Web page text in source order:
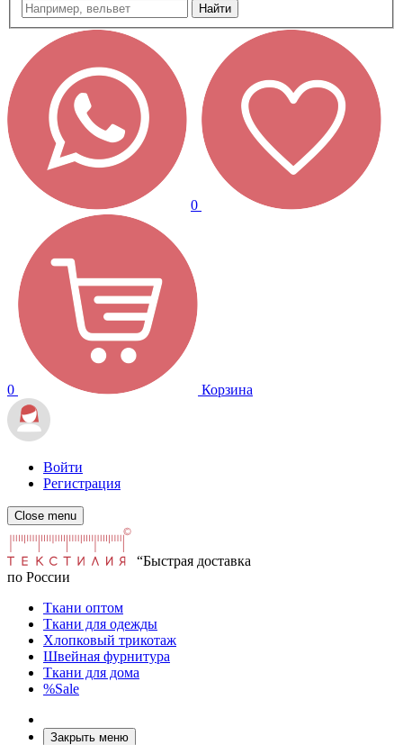
Найти
0
0 Корзина
Войти
Регистрация
Close menu
“Быстрая доставка
по России
Ткани оптом
Ткани для одежды
Хлопковый трикотаж
Швейная фурнитура
Ткани для дома
%Sale
Закрыть меню